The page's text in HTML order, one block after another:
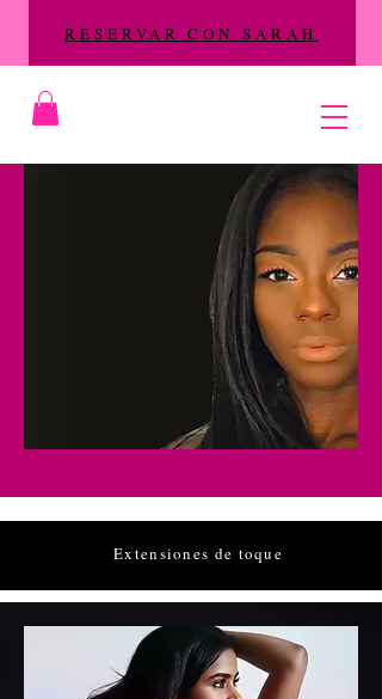
RESERVAR CON SARAH
Extensiones de toque